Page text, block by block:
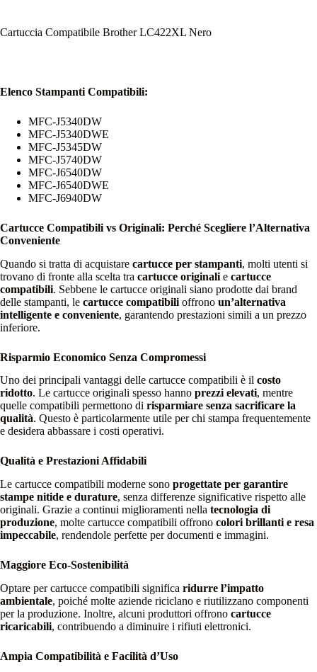
Cartuccia Compatibile Brother LC422XL Nero
Elenco Stampanti Compatibili:
MFC-J5340DW
MFC-J5340DWE
MFC-J5345DW
MFC-J5740DW
MFC-J6540DW
MFC-J6540DWE
MFC-J6940DW
Cartucce Compatibili vs Originali: Perché Scegliere l’Alternativa
Conveniente
Quando si tratta di acquistare cartucce per stampanti, molti utenti si
trovano di fronte alla scelta tra cartucce originali e cartucce
compatibili. Sebbene le cartucce originali siano prodotte dai brand
delle stampanti, le cartucce compatibili offrono un’alternativa
intelligente e conveniente, garantendo prestazioni simili a un prezzo
inferiore.
Risparmio Economico Senza Compromessi
Uno dei principali vantaggi delle cartucce compatibili è il costo
ridotto. Le cartucce originali spesso hanno prezzi elevati, mentre
quelle compatibili permettono di risparmiare senza sacrificare la
qualità. Questo è particolarmente utile per chi stampa frequentemente
e desidera abbassare i costi operativi.
Qualità e Prestazioni Affidabili
Le cartucce compatibili moderne sono progettate per garantire
stampe nitide e durature, senza differenze significative rispetto alle
originali. Grazie a continui miglioramenti nella tecnologia di
produzione, molte cartucce compatibili offrono colori brillanti e resa
impeccabile, rendendole perfette per documenti e immagini.
Maggiore Eco-Sostenibilità
Optare per cartucce compatibili significa ridurre l’impatto
ambientale, poiché molte aziende riciclano e riutilizzano componenti
per la produzione. Inoltre, alcuni produttori offrono cartucce
ricaricabili, contribuendo a diminuire i rifiuti elettronici.
Ampia Compatibilità e Facilità d’Uso